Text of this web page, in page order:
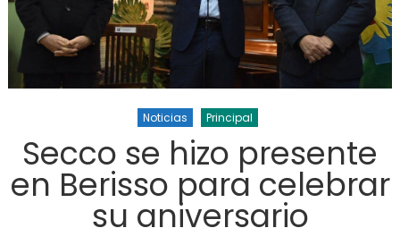
Noticias Principal
Secco se hizo presente
en Berisso para celebrar
su aniversario